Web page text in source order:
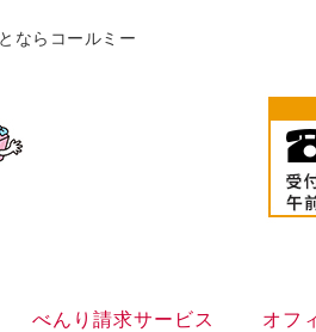
ならコールミー
べんり請求サービス オフ